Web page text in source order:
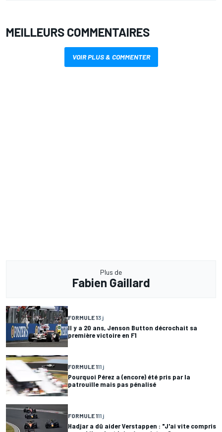
MEILLEURS COMMENTAIRES
VOIR PLUS & COMMENTER
Plus de
Fabien Gaillard
FORMULE 13 j
Il y a 20 ans, Jenson Button décrochait sa
première victoire en F1
FORMULE 111 j
Pourquoi Pérez a (encore) été pris par la
patrouille mais pas pénalisé
FORMULE 111 j
Hadjar a dû aider Verstappen : "J'ai vite compris